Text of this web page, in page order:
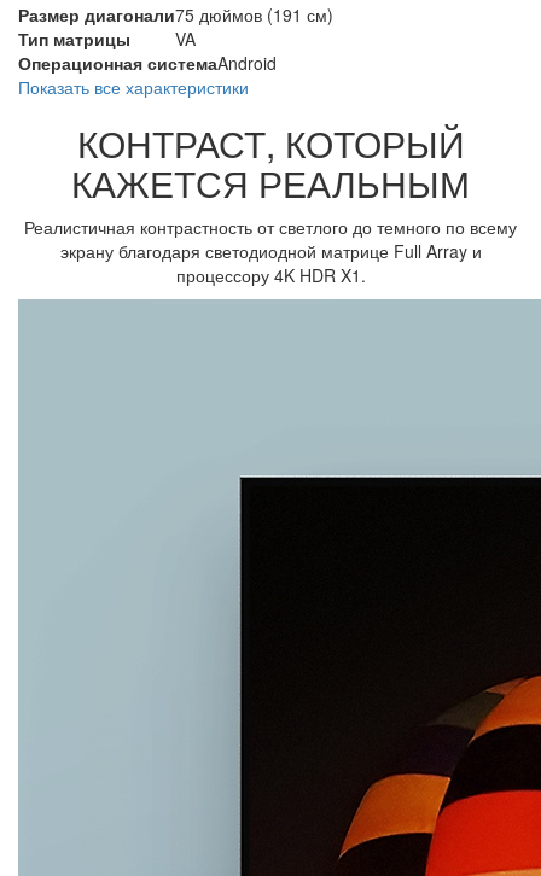
Размер диагонали75 дюймов (191 см)
Тип матрицы
VA
Операционная системаAndroid
Показать все характеристики
КОНТРАСТ, КОТОРЫЙ
КАЖЕТСЯ РЕАЛЬНЫМ
Реалистичная контрастность от светлого до темного по всему
экрану благодаря светодиодной матрице Full Array и
процессору 4K HDR X1.